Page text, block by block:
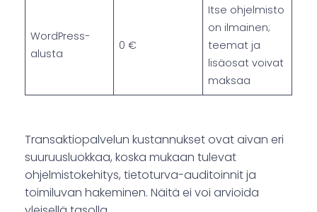
WordPress-
alusta
0 €
Itse ohjelmisto
on ilmainen;
teemat ja
lisäosat voivat
maksaa
Transaktiopalvelun kustannukset ovat aivan eri
suuruusluokkaa, koska mukaan tulevat
ohjelmistokehitys, tietoturva-auditoinnit ja
toimiluvan hakeminen. Näitä ei voi arvioida